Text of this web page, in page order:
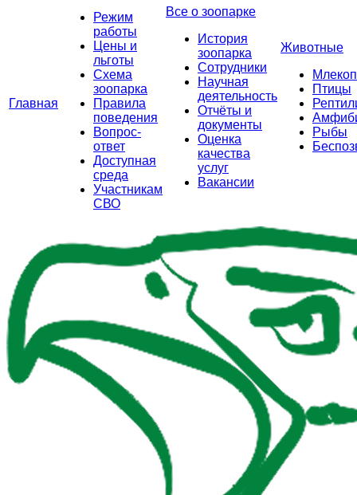
Главная
Режим
работы
Цены и
льготы
Схема
зоопарка
Правила
поведения
Вопрос-
ответ
Доступная
среда
Участникам
СВО
Все о зоопарке
История
зоопарка
Сотрудники
Научная
деятельность
Отчёты и
документы
Оценка
качества
услуг
Вакансии
Животные
Птицы
Рыбы